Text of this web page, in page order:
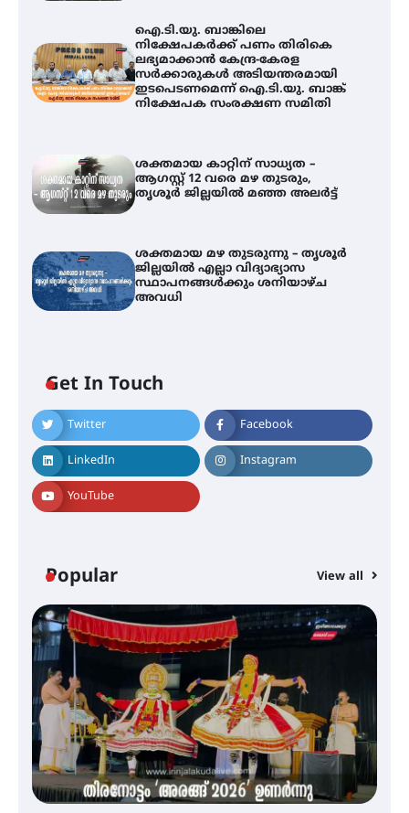
ഐ.ടി.യു. ബാങ്കിലെ
നിക്ഷേപകർക്ക് പണം തിരികെ
ലഭ്യമാക്കാൻ കേന്ദ്ര-കേരള
സർക്കാരുകൾ അടിയന്തരമായി
ഇടപെടണമെന്ന് ഐ.ടി.യു. ബാങ്ക്
നിക്ഷേപക സംരക്ഷണ സമിതി
ശക്തമായ കാറ്റിന് സാധ്യത –
ആഗസ്റ്റ് 12 വരെ മഴ തുടരും,
തൃശൂർ ജില്ലയിൽ മഞ്ഞ അലർട്ട്
ശക്തമായ മഴ തുടരുന്നു – തൃശൂർ
ജില്ലയിൽ എല്ലാ വിദ്യാഭ്യാസ
സ്ഥാപനങ്ങൾക്കും ശനിയാഴ്ച
അവധി
Get In Touch
Twitter Facebook
LinkedIn Instagram
YouTube
Popular View all
ഐ.ടി.യു. ബാങ്കിലെ
നിക്ഷേപകർക്ക് പണം തിരികെ
ലഭ്യമാക്കാൻ കേന്ദ്ര-കേരള
സർക്കാരുകൾ അടിയന്തരമായി
ഇടപെടണമെന്ന് ഐ.ടി.യു. ബാങ്ക്
നിക്ഷേപക സംരക്ഷണ സമിതി
ശക്തമായ കാറ്റിന് സാധ്യത –
ജില്ലയിൽ എല്ലാ വിദ്യാഭ്യാസ
സ്ഥാപനങ്ങൾക്കും ശനിയാഴ്ച
അവധി
എം.ജി. യൂണിവേഴ്‌സിറ്റിയിൽ നിന്ന്
ഇംഗ്ളീഷ് സാഹിത്യത്തിൽ
ഡോക്ടറേറ്റ് നേടിയ എൻ. ആര്യ
ട്യുണീഷ്യൻ ചിത്രം ” ദി വോയിസ്